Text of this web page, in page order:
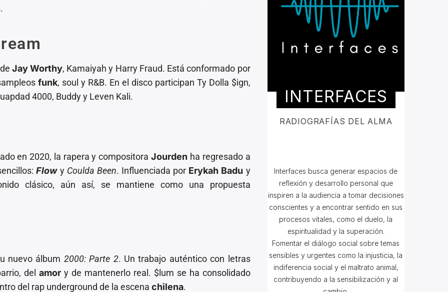
.
Jay Worthy, Kamaiyah y Harry Fraud. Está conformado por
funk, soul y R&B. En el disco participan Ty Dolla $ign,
4000, Buddy y Leven Kali.
en 2020, la rapera y compositoraJourden ha regresado a
Flow y Coulda Been. Influenciada por Erykah Badu y
clásico, aún así, se mantiene como una propuesta
nuevo álbum 2000: Parte 2. Un trabajo auténtico con letras
delamor y de mantenerlo real. $lum se ha consolidado
del rap underground de la escena chilena.
INTERFACES
RADIOGRAFÍAS DEL ALMA
Interfaces busca generar espacios de
reflexión y desarrollo personal que
inspiren a la audiencia a tomar decisiones
conscientes y a encontrar sentido en sus
procesos vitales, como el duelo, la
espiritualidad y la superación.
Fomentar el diálogo social sobre temas
sensibles y urgentes como la injusticia, la
indiferencia social y el maltrato animal,
contribuyendo a la sensibilización y al